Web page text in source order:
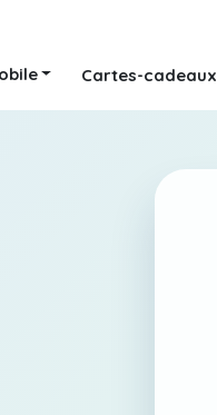
Cartes-cadeaux